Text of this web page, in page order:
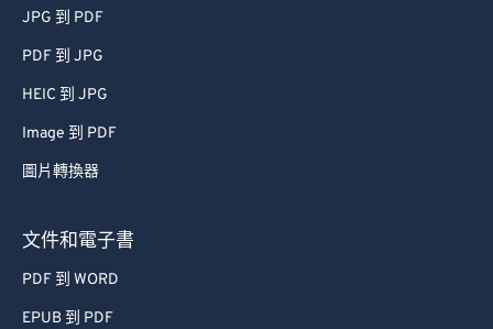
JPG 到 PDF
PDF 到 JPG
HEIC 到 JPG
Image 到 PDF
圖片轉換器
文件和電子書
PDF 到 WORD
EPUB 到 PDF